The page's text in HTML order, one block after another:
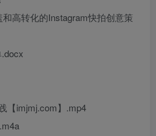
和高转化的Instagram快拍创意策
.docx
【imjmj.com】.mp4